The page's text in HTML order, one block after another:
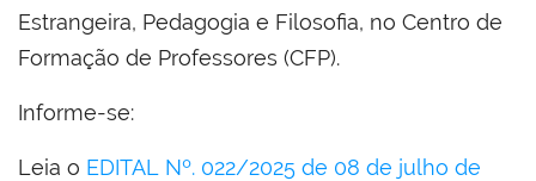
Estrangeira, Pedagogia e Filosofia, no Centro de
Formação de Professores (CFP).
Informe-se:
Leia o EDITAL Nº. 022/2025 de 08 de julho de